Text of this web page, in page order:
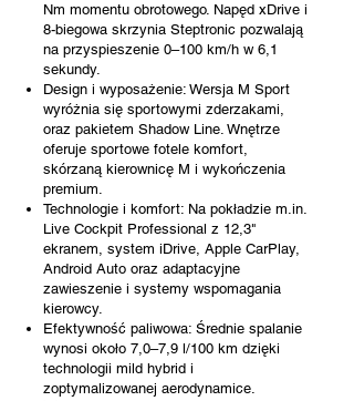
Nm momentu obrotowego. Napęd xDrive i
8-biegowa skrzynia Steptronic pozwalają
na przyspieszenie 0–100 km/h w 6,1
sekundy.
Design i wyposażenie: Wersja M Sport
wyróżnia się sportowymi zderzakami,
oraz pakietem Shadow Line. Wnętrze
oferuje sportowe fotele komfort,
skórzaną kierownicę M i wykończenia
premium.
Technologie i komfort: Na pokładzie m.in.
Live Cockpit Professional z 12,3"
ekranem, system iDrive, Apple CarPlay,
Android Auto oraz adaptacyjne
zawieszenie i systemy wspomagania
kierowcy.
Efektywność paliwowa: Średnie spalanie
wynosi około 7,0–7,9 l/100 km dzięki
technologii mild hybrid i
zoptymalizowanej aerodynamice.